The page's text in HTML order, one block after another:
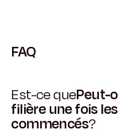
FAQ
Est-ce quePeut-
filière une fois
commencés?